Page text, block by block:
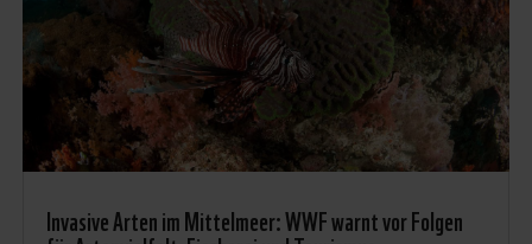
Invasive Arten im Mittelmeer: WWF warnt vor Folgen